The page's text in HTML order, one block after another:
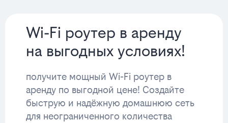
Wi-Fi роутер в аренду
на выгодных условиях!
получите мощный Wi-Fi роутер в
аренду по выгодной цене! Создайте
быструю и надёжную домашнюю сеть
для неограниченного количества